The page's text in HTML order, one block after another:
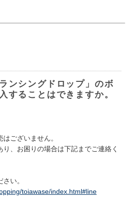
ンシングドロップ」のボ
することはできますか。
ございません。
、お困りの場合は下記までご連絡く
い。
toiawase/index.html#line